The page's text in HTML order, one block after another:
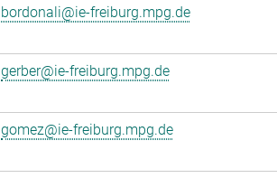
bordonali@ie-freiburg.mpg.de
gerber@ie-freiburg.mpg.de
gomez@ie-freiburg.mpg.de